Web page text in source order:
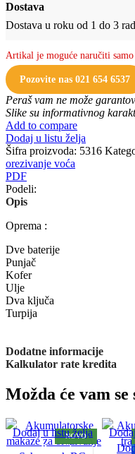
Dostava
Dostava u roku od 1 do 3
Artikal je moguće naručiti
Pozovite nas 021 654 6537
Peraš vam ne može
Slike su informativnog
Add to compare
Dodaj u listu želja
Šifra proizvoda: 5316
orezivanje voća
PDF
Podeli:
Opis
Oprema :
Dve baterije
Punjač
Kofer
Ulje
Dva ključa
Turpija
Dodatne informacije
Kalkulator rate kredita
Možda će vam se
NOVO
Dodaj u listu želja
Pozovite